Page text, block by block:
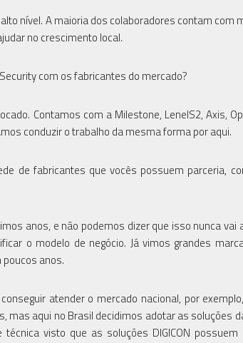
nível. A maioria dos colaboradores contam com
no crescimento local.
com os fabricantes do mercado?
Contamos com a Milestone, LenelS2, Axis,
conduzir o trabalho da mesma forma por aqui.
de fabricantes que vocês possuem parceria,
anos, e não podemos dizer que isso nunca vai
o modelo de negócio. Já vimos grandes
anos.
atender o mercado nacional, por
aqui no Brasil decidimos adotar as soluções
visto que as soluções DIGICON possuem